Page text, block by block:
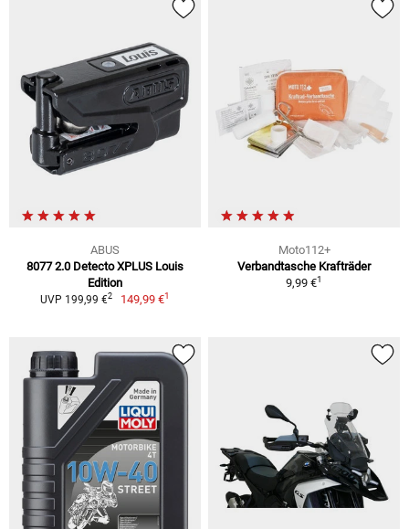
ABUS
8077 2.0 Detecto XPLUS Louis
Edition
UVP 199,99 €2 149,99 €1
Moto112+
Verbandtasche Krafträder
9,99 €1